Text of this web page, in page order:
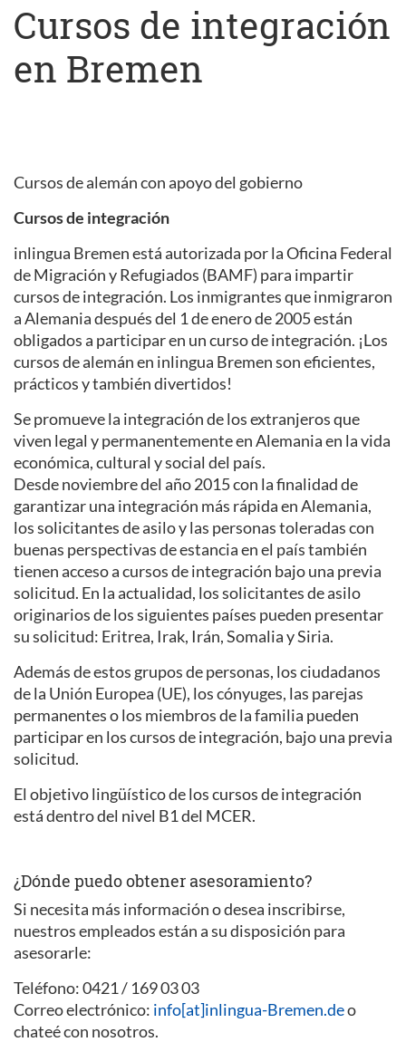
Cursos de integración
en Bremen
Cursos de alemán con apoyo del gobierno
Cursos de integración
inlingua Bremen está autorizada por la Oficina Federal
de Migración y Refugiados (BAMF) para impartir
cursos de integración. Los inmigrantes que inmigraron
a Alemania después del 1 de enero de 2005 están
obligados a participar en un curso de integración. ¡Los
cursos de alemán en inlingua Bremen son eficientes,
prácticos y también divertidos!
Se promueve la integración de los extranjeros que
viven legal y permanentemente en Alemania en la vida
económica, cultural y social del país.
Desde noviembre del año 2015 con la finalidad de
garantizar una integración más rápida en Alemania,
los solicitantes de asilo y las personas toleradas con
buenas perspectivas de estancia en el país también
tienen acceso a cursos de integración bajo una previa
solicitud. En la actualidad, los solicitantes de asilo
originarios de los siguientes países pueden presentar
su solicitud: Eritrea, Irak, Irán, Somalia y Siria.
Además de estos grupos de personas, los ciudadanos
de la Unión Europea (UE), los cónyuges, las parejas
permanentes o los miembros de la familia pueden
participar en los cursos de integración, bajo una previa
solicitud.
El objetivo lingüístico de los cursos de integración
está dentro del nivel B1 del MCER.
¿Dónde puedo obtener asesoramiento?
Si necesita más información o desea inscribirse,
nuestros empleados están a su disposición para
asesorarle:
Teléfono: 0421 / 169 03 03
Correo electrónico: info[at]inlingua-Bremen.deo
chateé con nosotros.